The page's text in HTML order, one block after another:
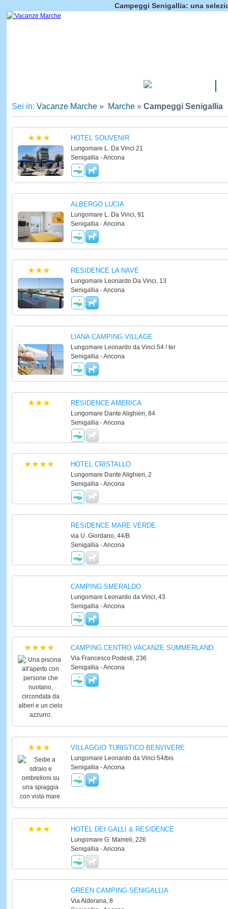
Campeggi Senigallia: una
Sei in: Vacanze Marche» Marche» Campeggi Senigallia
HOTEL SOUVENIR
Lungomare L. Da Vinci 21
Senigallia - Ancona
ALBERGO LUCIA
Lungomare L. Da Vinci, 91
Senigallia - Ancona
RESIDENCE LA NAVE
Lungomare Leonardo Da Vinci, 13
Senigallia - Ancona
LIANA CAMPING VILLAGE
Lungomare Leonardo da Vinci 54 / ter
Senigallia - Ancona
RESIDENCE AMERICA
Lungomare Dante Alighieri, 84
Senigallia - Ancona
HOTEL CRISTALLO
Lungomare Dante Alighieri, 2
Senigallia - Ancona
RESIDENCE MARE VERDE
via U. Giordano, 44/B
Senigallia - Ancona
CAMPING SMERALDO
Lungomare Leonardo da Vinci, 43
Senigallia - Ancona
CAMPING CENTRO VACANZE SUMMERLAND
Via Francesco Podesti, 236
Senigallia - Ancona
VILLAGGIO TURISTICO BENVIVERE
Lungomare Leonardo da Vinci 54/bis
Senigallia - Ancona
HOTEL DEI GALLI & RESIDENCE
Lungomare G. Mameli, 226
Senigallia - Ancona
GREEN CAMPING SENIGALLIA
Via Alderana, 8